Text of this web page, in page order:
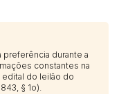
durante a
constantes na
edital do leilão do
§ 1o).